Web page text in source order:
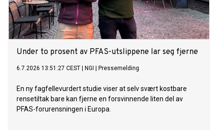
Under to prosent av PFAS-utslippene lar seg fjerne
6.7.2026 13:51:27 CEST NGI Pressemelding
En ny fagfellevurdert studie viser at selv svært kostbare
rensetiltak bare kan fjerne en forsvinnende liten del av
PFAS-forurensningen i Europa.